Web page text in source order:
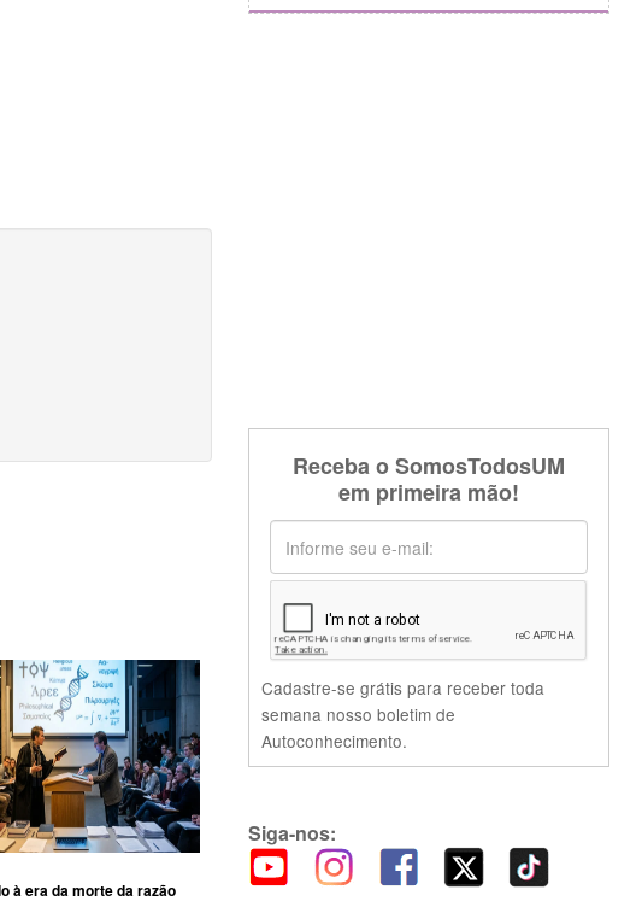
à era da morte da razão
Receba o SomosTodosUM
em primeira mão!
Cadastre-se grátis para receber toda
semana nosso boletim de
Autoconhecimento.
Siga-nos: